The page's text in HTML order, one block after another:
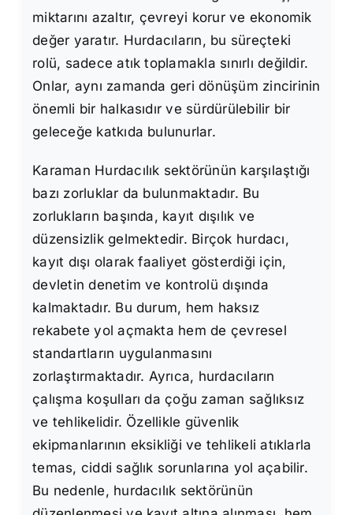
miktarını azaltır, çevreyi korur ve ekonomik
değer yaratır. Hurdacıların, bu süreçteki
rolü, sadece atık toplamakla sınırlı değildir.
Onlar, aynı zamanda geri dönüşüm zincirinin
önemli bir halkasıdır ve sürdürülebilir bir
geleceğe katkıda bulunurlar.
Karaman Hurdacılık sektörünün karşılaştığı
bazı zorluklar da bulunmaktadır. Bu
zorlukların başında, kayıt dışılık ve
düzensizlik gelmektedir. Birçok hurdacı,
kayıt dışı olarak faaliyet gösterdiği için,
devletin denetim ve kontrolü dışında
kalmaktadır. Bu durum, hem haksız
rekabete yol açmakta hem de çevresel
standartların uygulanmasını
zorlaştırmaktadır. Ayrıca, hurdacıların
çalışma koşulları da çoğu zaman sağlıksız
ve tehlikelidir. Özellikle güvenlik
ekipmanlarının eksikliği ve tehlikeli atıklarla
temas, ciddi sağlık sorunlarına yol açabilir.
Bu nedenle, hurdacılık sektörünün